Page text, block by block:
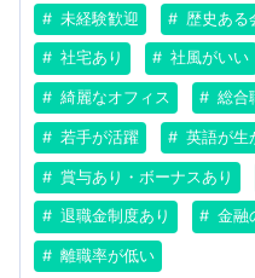
未経験歓迎 歴史ある
社宅あり 社風がいい
綺麗なオフィス 総合
若手が活躍 英語が生
賞与あり・ボーナスあり
退職金制度あり 金融
離職率が低い